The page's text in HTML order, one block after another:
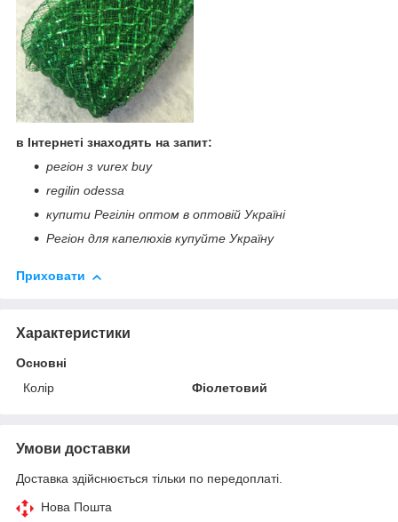
в Інтернеті знаходять на запит:
регіон з vurex buy
regilin odessa
купити Регілін оптом в оптовій Україні
Регіон для капелюхів купуйте Україну
Приховати
Характеристики
Основні
Колір
Фіолетовий
Умови доставки
Доставка здійснюється тільки по передоплаті.
Нова Пошта